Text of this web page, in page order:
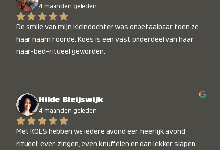
4 maanden geleden
De smile van mijn kleindochter was onbetaalbaar toen ze
haar naam hoorde. Koes is een vast onderdeel van haar
naar-bed-ritueel geworden.
Hilde Bleijswijk
4 maanden geleden
Met KOES hebben we iedere avond een heerlijk avond
ritueel: even zingen, even knuffelen en dan lekker slapen.